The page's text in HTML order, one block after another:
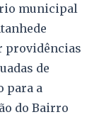
municipal
providências
de
para a
do Bairro